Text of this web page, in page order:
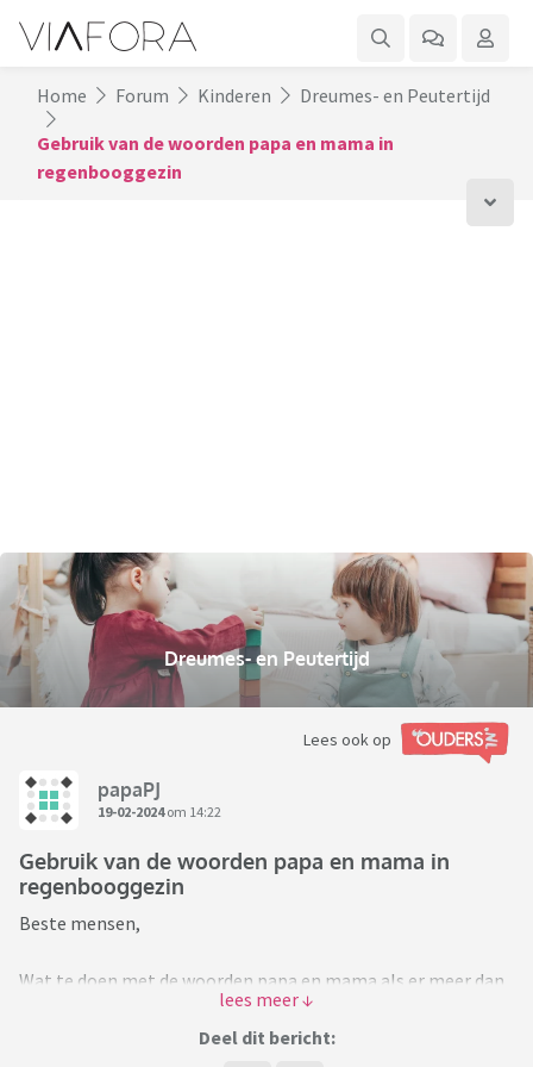
Home Forum Kinderen
Dreumes- en Peutertijd
Gebruik van de woorden papa en mama in
regenbooggezin
Dreumes- en Peutertijd
Lees ook op
papaPJ
19-02-2024om 14:22
Gebruik van de woorden papa en mama in
regenbooggezin
Beste mensen,
Wat te doen met de woorden papa en mama als er meer dan
Deel dit bericht: